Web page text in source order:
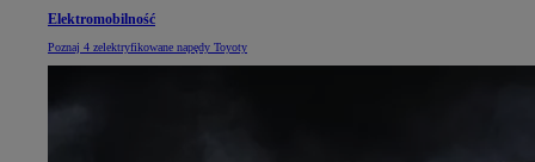
Elektromobilność
Poznaj 4 zelektryfikowane napędy Toyoty